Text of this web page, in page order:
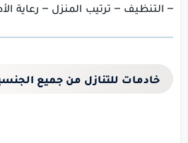
– التنظيف – ترتيب المنزل – رعاية
خادمات للتنازل من جميع